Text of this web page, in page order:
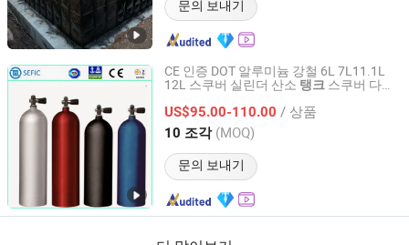
문의 보내기
CE 인증 DOT 알루미늄 강철 6L 7L11.1L
12L 스쿠버 실린더 산소 탱크 스쿠버 다이
US$95.00-110.00 / 상품
10 조각 (MOQ)
문의 보내기
Shanghai Eternal Faith Industry Co., Ltd.
Shanghai, China 이후 2013